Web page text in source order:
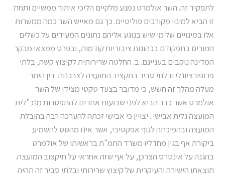
לתפקיד זה. השר אולמרט נמנע מלקיים הליכי איתור ממשיים ותחת
זו הביא למינוי מקורבים פוליטיים. כך גם מאייש השר כמה ממשרות
אלו במינויים של מי שיש בנוגע אליהם נתונים המעידים על כשלים
חמורים בתפקודם בכהונות ציבוריות קודמות, ובפרט ממצאי מבקר
המדינה נוקבים בעניינם. ב. החלטה שרירותית לקיצוץ קשה, בלתי
פרופורציונלי ובלתי סביר בתקציב המועצה לצרכנות. בין היתר
מעלה מהלך זה חשש, כי מדובר בצעד טקטי מצידו של השר
אולמרט אשר כבר הביא לפני שבועות אחדים להתפטרות מנכ"לית
המועצה גלית אבישי . יצויין כי אבישי זכתה להערכה רבה בהובלת
המועצה ובהפיכתה לגוף אפקטיבי, אשר אינו מהסס להשמיע
ביקורת אף בגין מחדליו משרד התמ"ת בראשותו של אולמרט
בהגנה על אינטרס הצרכן, על אף שזה אחראי על תיקצוב המועצה.
תוצאתו הישירה והעיקרית של קיצוץ שרירותי ובלתי סביר זה תהיה